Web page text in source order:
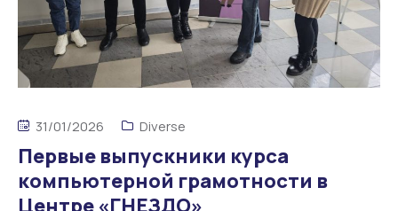
31/01/2026 Diverse
Первые выпускники курса
компьютерной грамотности в
Центре «ГНЕЗДО»